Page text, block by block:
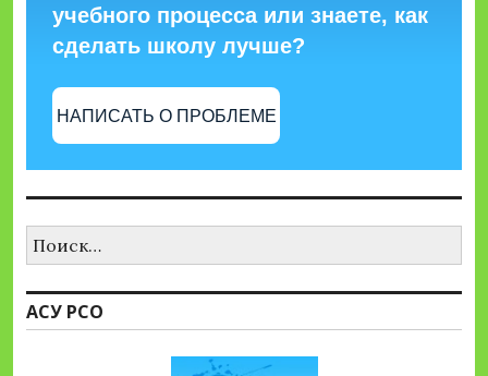
учебного процесса или знаете, как
сделать школу лучше?
НАПИСАТЬ О ПРОБЛЕМЕ
АСУ РСО